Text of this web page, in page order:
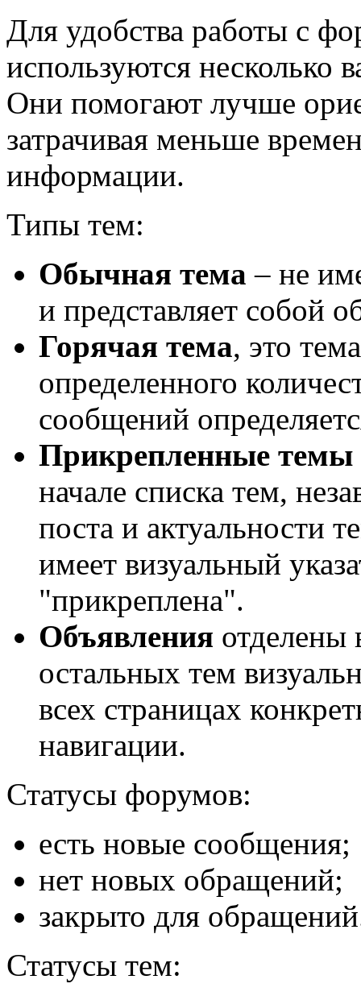
Для удобства работы с
используются несколько
Они помогают лучше
затрачивая меньше
информации.
Типы тем:
Обычная тема – не
и представляет собой
Горячая тема, это
определенного
сообщений
Прикрепленные темы
начале списка тем,
поста и актуальности
имеет визуальный
"прикреплена".
Объявления отделены
остальных тем
всех страницах
навигации.
Статусы форумов:
есть новые сообщения;
нет новых обращений;
закрыто для
Статусы тем: